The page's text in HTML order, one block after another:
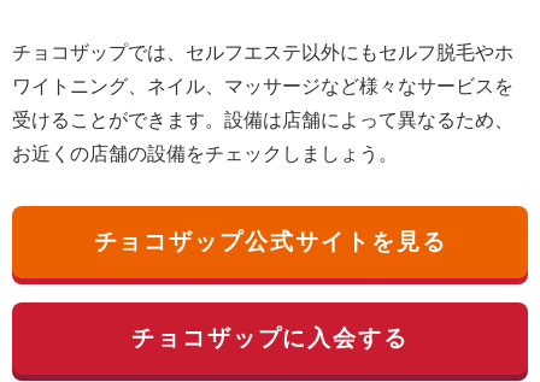
チョコザップでは、セルフエステ以外にもセルフ脱毛やホ
ワイトニング、ネイル、マッサージなど様々なサービスを
受けることができます。設備は店舗によって異なるため、
お近くの店舗の設備をチェックしましょう。
チョコザップ公式サイトを見る
チョコザップに入会する